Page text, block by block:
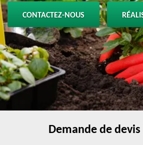
CONTACTEZ-NOUS
Demande de